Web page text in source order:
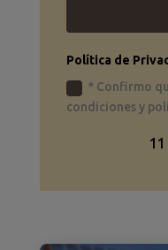
Política de
* Confirmo
condiciones y
11